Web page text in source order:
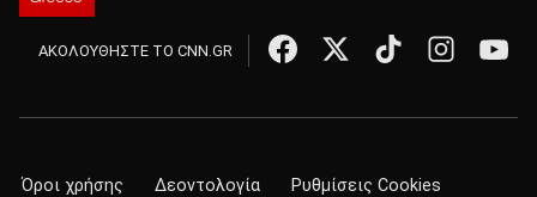
ΑΚΟΛΟΥΘΗΣΤΕ ΤΟ CNN.GR
Όροι χρήσης Δεοντολογία Ρυθμίσεις Cookies